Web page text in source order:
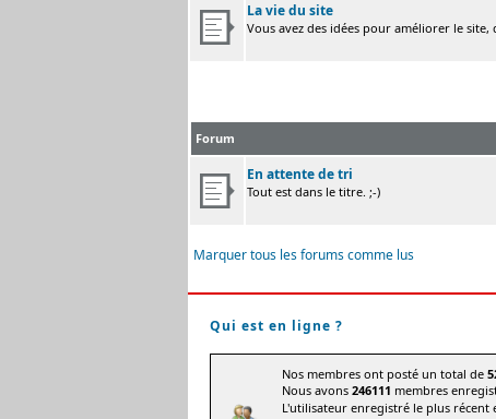
La vie du site
Vous avez des idées pour améliorer le
Forum
En attente de tri
Tout est dans le titre. ;-)
Marquer tous les forums comme lus
Qui est en ligne ?
Nos membres ont posté un total de
Nous avons 246111 membres
L'utilisateur enregistré le plus récent